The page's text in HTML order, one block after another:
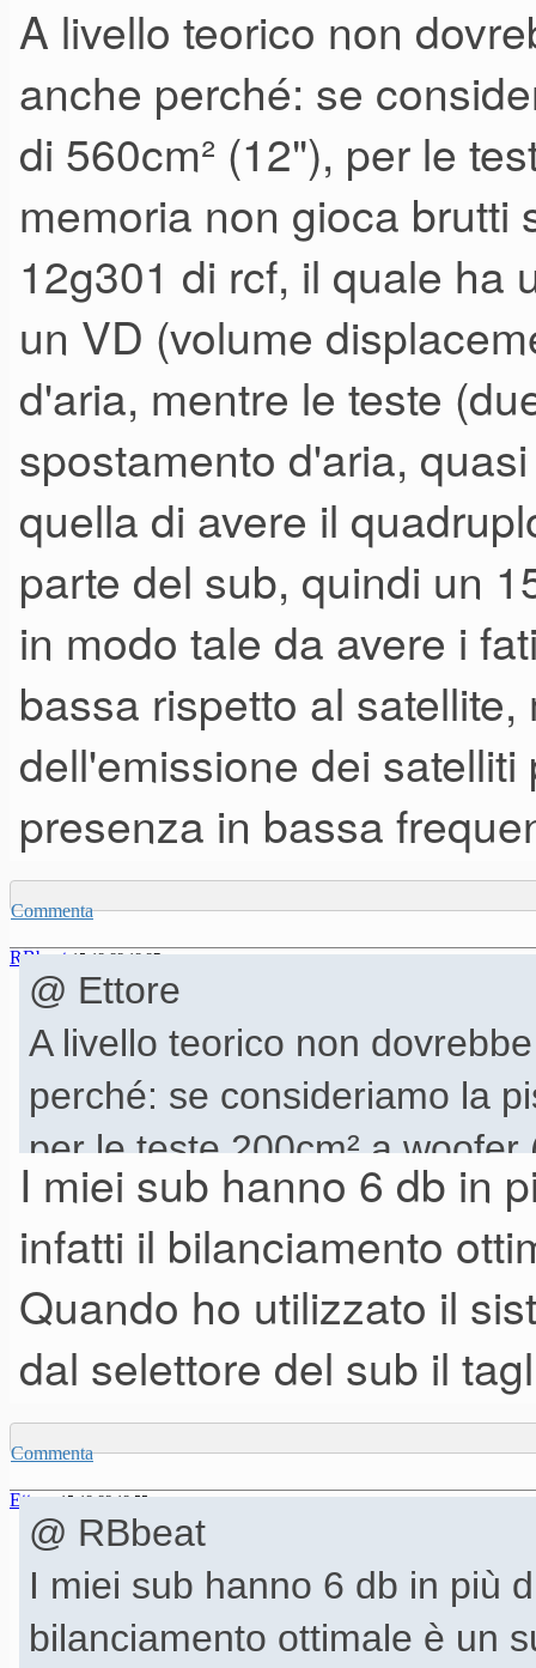
sovrastare i due sub, mi
A livello teorico non
anche perché: se
di 560cm² (12"), per le
memoria non gioca brutti
12g301 di rcf, il quale ha
un VD (volume
d'aria, mentre le teste
spostamento d'aria,
quella di avere il
parte del sub, quindi un
in modo tale da avere i
bassa rispetto al
dell'emissione dei
presenza in bassa
Commenta
RBbeat 15-12-23 12.27
@ Ettore
A livello teorico non
perché: se consideriamo la
per le teste 200cm² a
scherzi, il sub monta un
xmax di 7mm, equivalente
3.9lt di spostamento d'aria,
appena 2lt di spostamento
sarebbe quella di avere il
parte del sub, quindi un 15"
tale da avere i fatidici 6db di
satellite, ma anche il "solo"
permette di percepire
I miei sub hanno 6 db in
infatti il bilanciamento
Quando ho utilizzato il
dal selettore del sub il
Commenta
Ettore 15-12-23 12.55
@ RBbeat
I miei sub hanno 6 db in più
bilanciamento ottimale è un